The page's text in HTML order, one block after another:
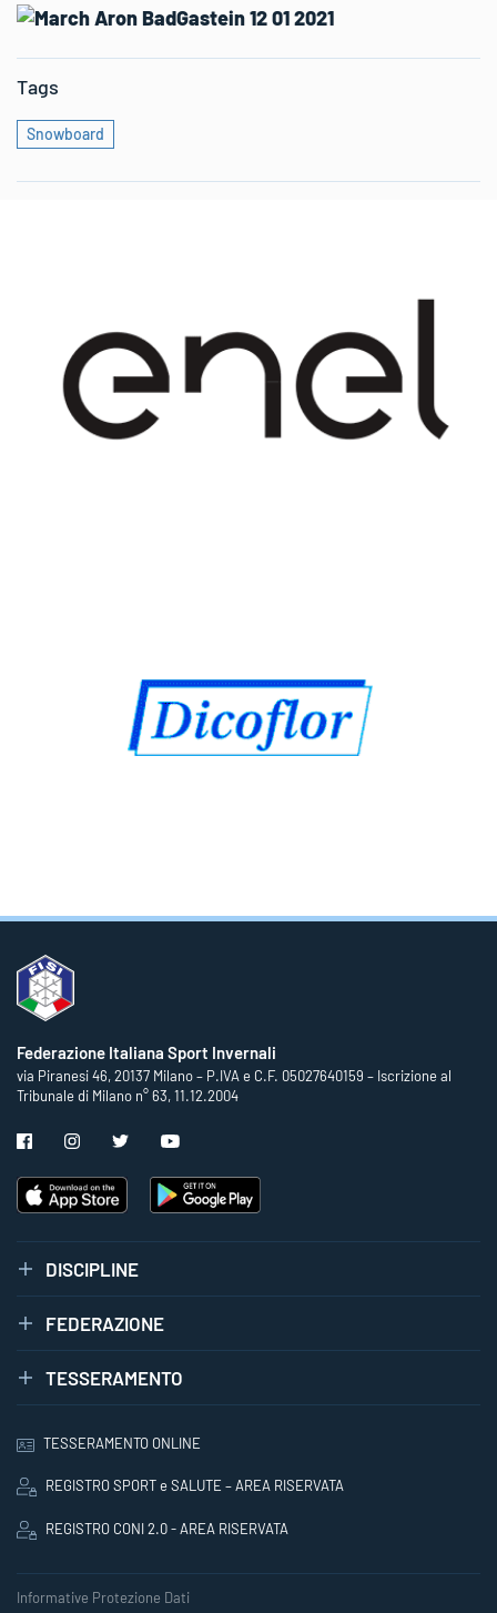
Tags
Snowboard
Federazione Italiana Sport Invernali
via Piranesi 46, 20137 Milano – P.IVA e C.F. 05027640159 – Iscrizione al
Tribunale di Milano n° 63, 11.12.2004
DISCIPLINE
FEDERAZIONE
TESSERAMENTO
TESSERAMENTO ONLINE
REGISTRO SPORT e SALUTE – AREA RISERVATA
REGISTRO CONI 2.0 - AREA RISERVATA
Informative Protezione Dati